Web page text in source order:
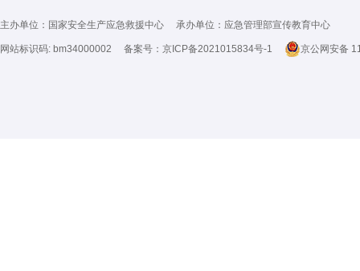
主办单位：国家安全生产应急救援中心 承办单位：应急管理部宣传教育中心
网站标识码: bm34000002 备案号： 京ICP备2021015834号-1 京公网安备